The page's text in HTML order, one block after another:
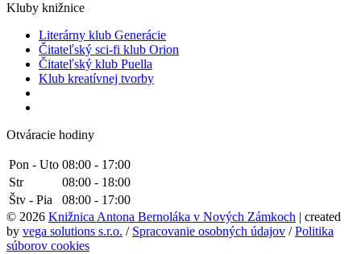
Kluby knižnice
Literárny klub Generácie
Čitateľský sci-fi klub Orion
Čitateľský klub Puella
Klub kreatívnej tvorby
Otváracie hodiny
Pon - Uto 08:00 - 17:00
Str
08:00 - 18:00
Štv - Pia
08:00 - 17:00
© 2026 Knižnica Antona Bernoláka v Nových Zámkoch | created
by vega solutions s.r.o. / Spracovanie osobných údajov /Politika
súborov cookies